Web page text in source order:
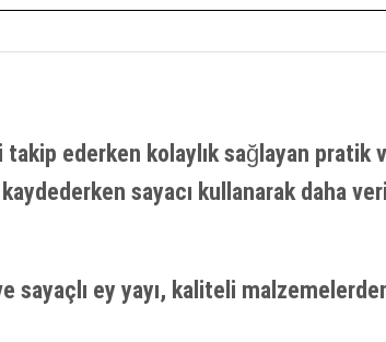
takip ederken kolaylık sağlayan
sayacı kullanarak daha
sayaçlı ey yayı, kaliteli